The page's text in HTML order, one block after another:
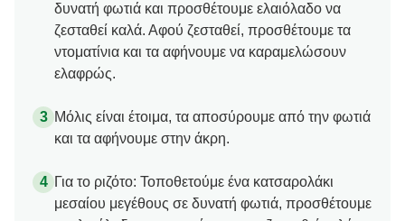
δυνατή φωτιά και προσθέτουμε ελαιόλαδο να
ζεσταθεί καλά. Αφού ζεσταθεί, προσθέτουμε τα
ντοματίνια και τα αφήνουμε να καραμελώσουν
ελαφρώς.
Μόλις είναι έτοιμα, τα αποσύρουμε από την φωτιά
και τα αφήνουμε στην άκρη.
Για το ριζότο: Τοποθετούμε ένα κατσαρολάκι
μεσαίου μεγέθους σε δυνατή φωτιά, προσθέτουμε